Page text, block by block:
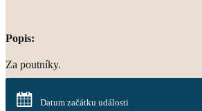
Popis:
Za poutníky.
Datum začátku události